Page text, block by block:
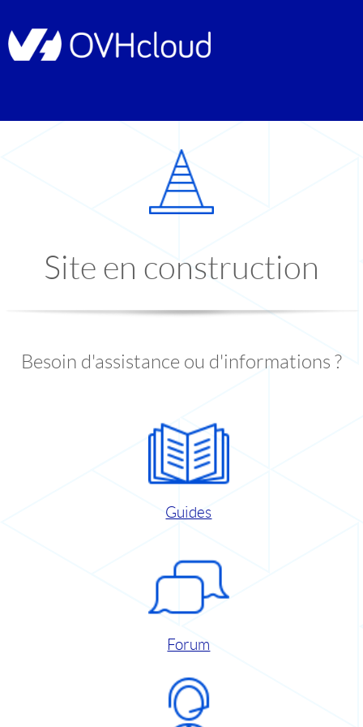
Site en construction
Besoin d'assistance ou d'informations ?
Guides
Forum